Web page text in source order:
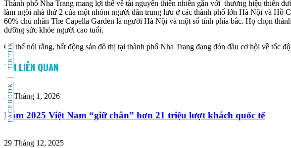
FACEBOOK
TIKTOK
Thành phố Nha Trang mang lợi thế về tài nguyên thiên nhiên gắn với thương hiệu thiên
làm ngôi nhà thứ 2 của một nhóm người dân trung lưu ở các thành phố lớn Hà Nội và
60% chủ nhân The Capella Garden là người Hà Nội và một số tỉnh phía bắc. Họ chọn
dưỡng sức khỏe người cao tuổi.
Có thể nói rằng, bất động sản đô thị tại thành phố Nha Trang đang đón đầu cơ hội về tốc
TIN LIÊN QUAN
15 Tháng 1, 2026
Năm 2025 Việt Nam “giữ chân” hơn 21 triệu lượt khách quốc tế
29 Tháng 12, 2025